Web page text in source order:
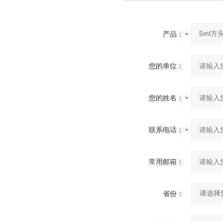
产品：
您的单位：
您的姓名：
联系电话：
常用邮箱：
省份：